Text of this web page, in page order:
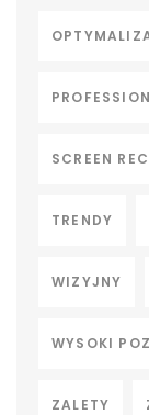
SCREEN
TRENDY
WIZYJNY
WYSOKI
ZALETY